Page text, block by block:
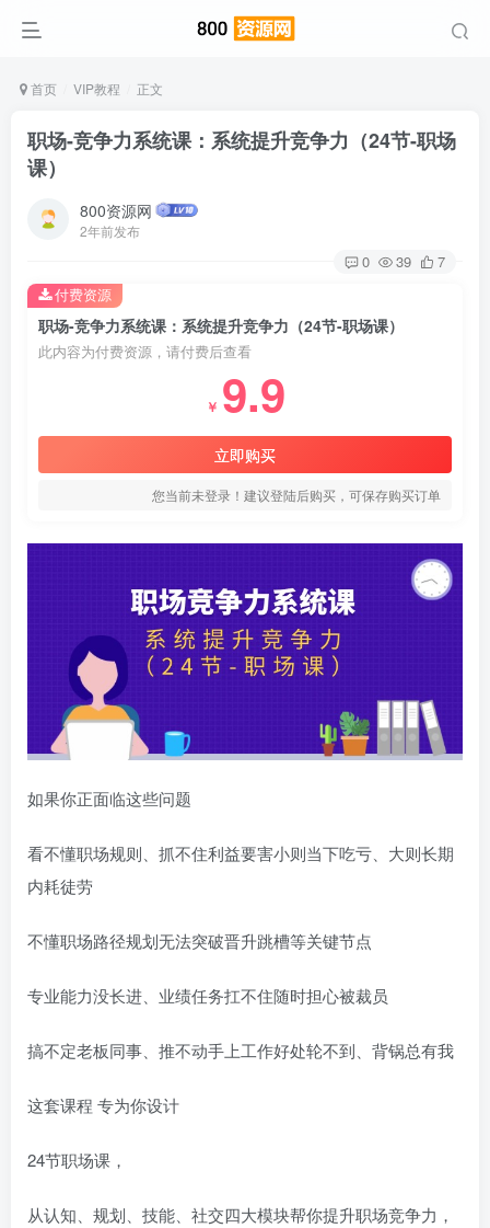
首页 VIP教程 正文
职场-竞争力系统课：系统提升竞争力（24节-职场
课）
800资源网
2年前发布
0 39 7
职场-竞争力系统课：系统提升竞争力（24节-职场课）
此内容为付费资源，请付费后查看
￥ 9.9
立即购买
您当前未登录！建议登陆后购买，可保存购买订单
付费资源
如果你正面临这些问题
看不懂职场规则、抓不住利益要害小则当下吃亏、大则长期
内耗徒劳
不懂职场路径规划无法突破晋升跳槽等关键节点
专业能力没长进、业绩任务扛不住随时担心被裁员
搞不定老板同事、推不动手上工作好处轮不到、背锅总有我
这套课程 专为你设计
24节职场课，
从认知、规划、技能、社交四大模块帮你提升职场竞争力，